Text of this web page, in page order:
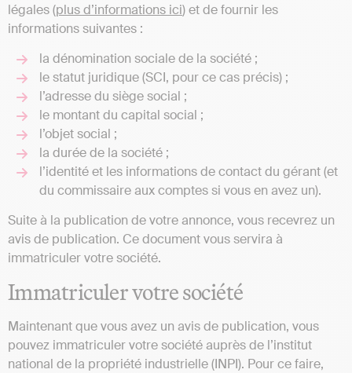
légales (plus d’informations ici) et de fournir les
informations suivantes :
la dénomination sociale de la société ;
le statut juridique (SCI, pour ce cas précis) ;
l’adresse du siège social ;
le montant du capital social ;
l’objet social ;
la durée de la société ;
l’identité et les informations de contact du gérant (et
du commissaire aux comptes si vous en avez un).
Suite à la publication de votre annonce, vous recevrez un
avis de publication. Ce document vous servira à
immatriculer votre société.
Immatriculer votre société
Maintenant que vous avez un avis de publication, vous
pouvez immatriculer votre société auprès de l’institut
national de la propriété industrielle (INPI). Pour ce faire,